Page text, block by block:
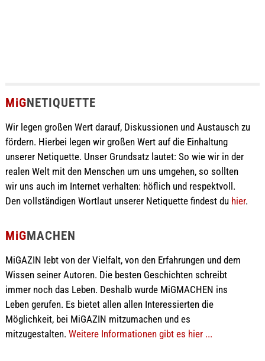
MiGNETIQUETTE
Wir legen großen Wert darauf, Diskussionen und Austausch zu
fördern. Hierbei legen wir großen Wert auf die Einhaltung
unserer Netiquette. Unser Grundsatz lautet: So wie wir in der
realen Welt mit den Menschen um uns umgehen, so sollten
wir uns auch im Internet verhalten: höflich und respektvoll.
Den vollständigen Wortlaut unserer Netiquette findest du hier.
MiGMACHEN
MiGAZIN lebt von der Vielfalt, von den Erfahrungen und dem
Wissen seiner Autoren. Die besten Geschichten schreibt
immer noch das Leben. Deshalb wurde MiGMACHEN ins
Leben gerufen. Es bietet allen allen Interessierten die
Möglichkeit, bei MiGAZIN mitzumachen und es
mitzugestalten. Weitere Informationen gibt es hier ...